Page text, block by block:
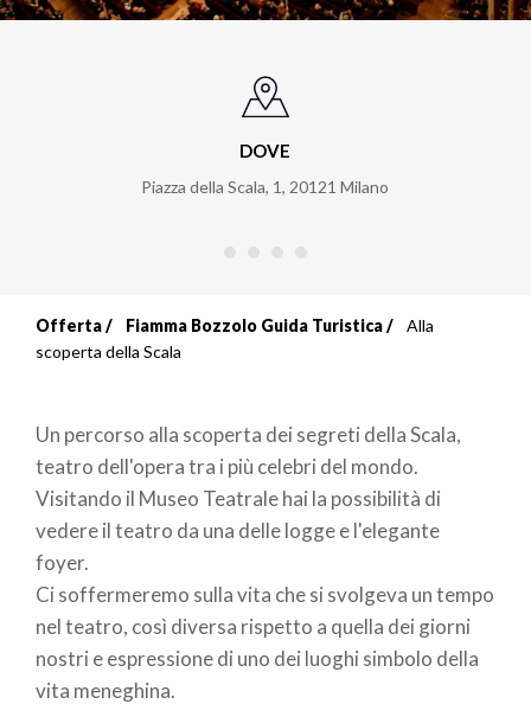
DOVE
Piazza della Scala, 1, 20121 Milano
Briciole
pane
Offerta Fiamma Bozzolo Guida Turistica
Alla
scoperta della Scala
Un percorso alla scoperta dei segreti della Scala,
teatro dell'opera tra i più celebri del mondo.
Visitando il Museo Teatrale hai la possibilità di
vedere il teatro da una delle logge e l'elegante
foyer.
Ci soffermeremo sulla vita che si svolgeva un tempo
nel teatro, così diversa rispetto a quella dei giorni
nostri e espressione di uno dei luoghi simbolo della
vita meneghina.